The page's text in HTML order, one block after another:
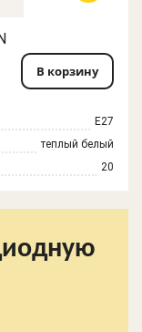
В корзину
E27
теплый белый
20